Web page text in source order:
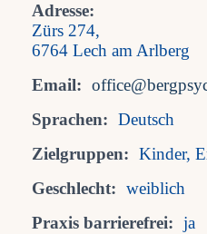
Adresse:
Zürs 274,
6764 Lech am Arlberg
Email:
Sprachen: Deutsch
Zielgruppen: Kinder,
Geschlecht: weiblich
Praxis barrierefrei: ja